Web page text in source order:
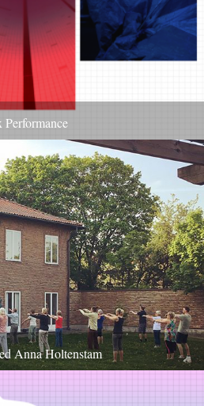
Performance
Anna Holtenstam